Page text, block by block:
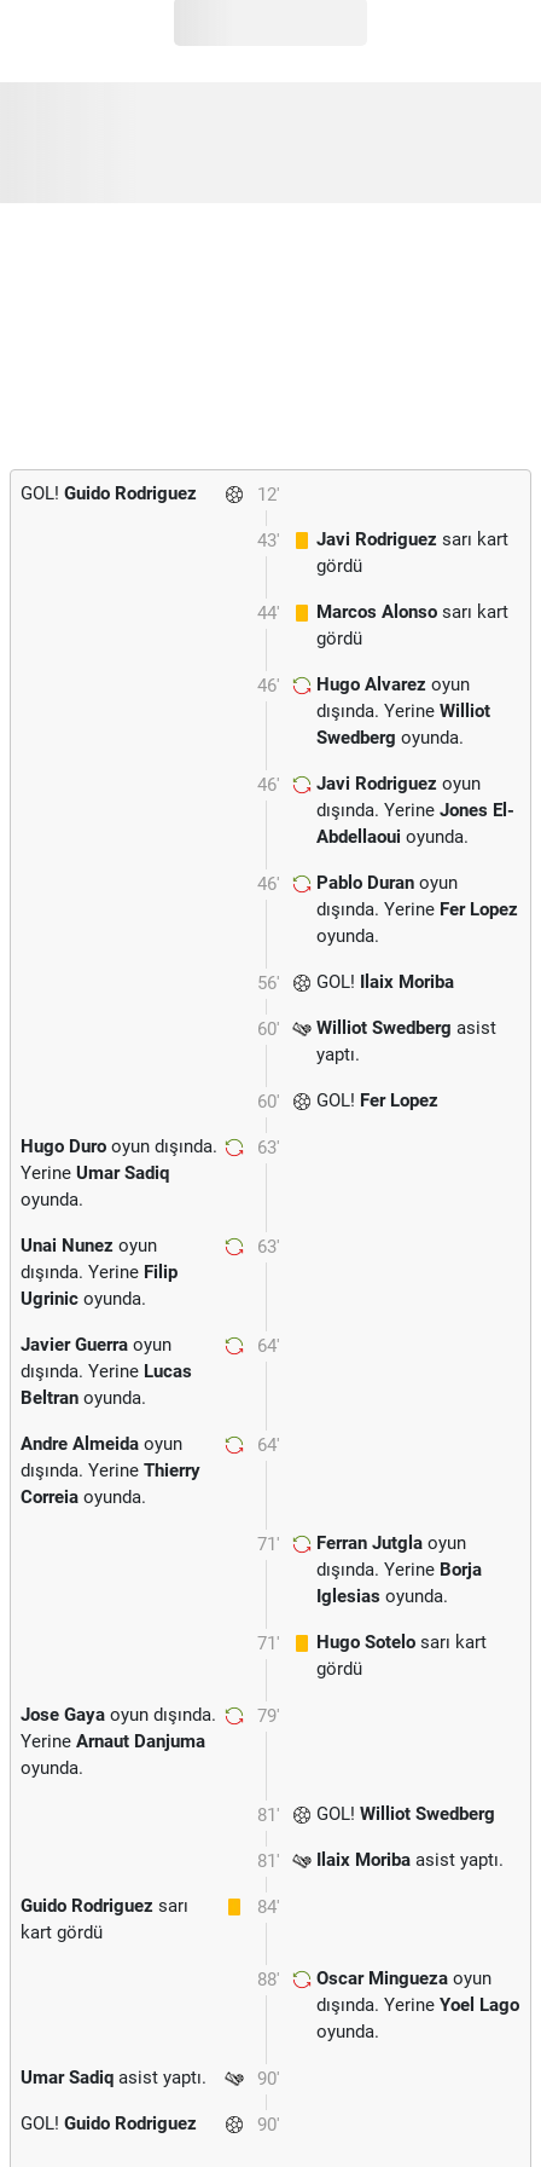
12'
GOL! Guido Rodriguez
43' Javi Rodriguez sarı kart
gördü
44' Marcos Alonso sarı kart
gördü
46' Hugo Alvarez oyun
dışında. Yerine Williot
Swedberg oyunda.
46' Javi Rodriguez oyun
dışında. Yerine Jones El-
Abdellaoui oyunda.
46' Pablo Duran oyun
dışında. Yerine Fer Lopez
oyunda.
56' GOL! Ilaix Moriba
60' Williot Swedberg asist
yaptı.
60' GOL! Fer Lopez
63'
Hugo Duro oyun dışında.
Yerine Umar Sadiq
oyunda.
63'
Unai Nunez oyun
dışında. Yerine Filip
Ugrinic oyunda.
64'
Javier Guerra oyun
dışında. Yerine Lucas
Beltran oyunda.
64'
Andre Almeida oyun
dışında. Yerine Thierry
Correia oyunda.
71' Ferran Jutgla oyun
dışında. Yerine Borja
Iglesias oyunda.
71' Hugo Sotelo sarı kart
gördü
79'
Jose Gaya oyun dışında.
Yerine Arnaut Danjuma
oyunda.
81' GOL! Williot Swedberg
81' Ilaix Moriba asist yaptı.
84'
Guido Rodriguez sarı
kart gördü
88' Oscar Mingueza oyun
dışında. Yerine Yoel Lago
oyunda.
90'
Umar Sadiq asist yaptı.
90'
GOL! Guido Rodriguez